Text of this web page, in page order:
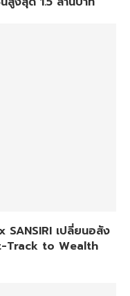
SANSIRI เปลี่ยนอสัง
Track to Wealth